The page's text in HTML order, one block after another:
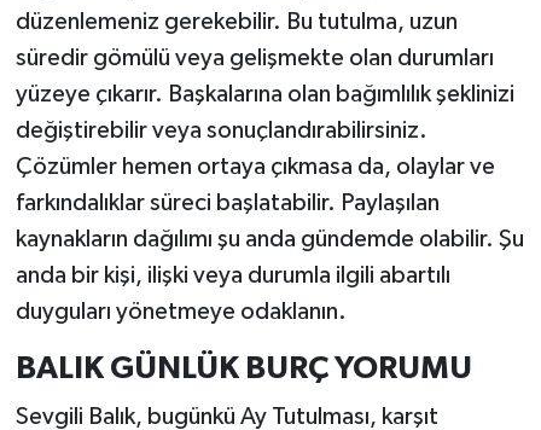
düzenlemeniz gerekebilir. Bu tutulma, uzun
süredir gömülü veya gelişmekte olan durumları
yüzeye çıkarır. Başkalarına olan bağımlılık şeklinizi
değiştirebilir veya sonuçlandırabilirsiniz.
Çözümler hemen ortaya çıkmasa da, olaylar ve
farkındalıklar süreci başlatabilir. Paylaşılan
kaynakların dağılımı şu anda gündemde olabilir. Şu
anda bir kişi, ilişki veya durumla ilgili abartılı
duyguları yönetmeye odaklanın.
BALIK GÜNLÜK BURÇ YORUMU
Sevgili Balık, bugünkü Ay Tutulması, karşıt